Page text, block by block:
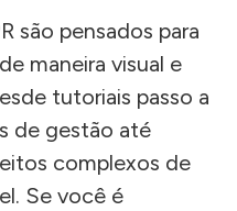
são pensados para
maneira visual e
tutoriais passo a
de gestão até
complexos de
Se você é